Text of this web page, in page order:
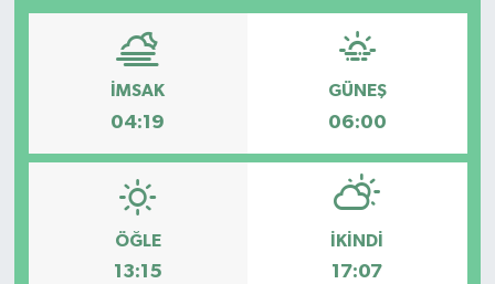
İMSAK
04:19
GÜNEŞ
06:00
ÖĞLE
13:15
İKINDI
17:07